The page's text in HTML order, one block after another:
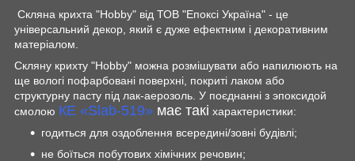
Скляна крихта "Hobby" від ТОВ "Епоксі Україна" - це
універсальний декор, який є дуже ефектним і декоративним
матеріалом.
Скляну крихту "Hobby" можна розмішувати або напилюють на
ще вологі пофарбовані поверхні, покриті лаком або
структурну пасту під лак-аерозоль. У поєднанні з эпоксидой
смолою КЕ «Slab-519» має такі характеристики:
годиться для оздоблення всередині/зовні будівлі;
не боїться побутових хімічних речовин;